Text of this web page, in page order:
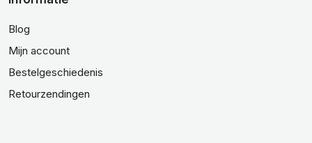
Blog
Mijn account
Bestelgeschiedenis
Retourzendingen